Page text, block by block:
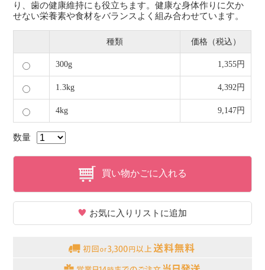
り、歯の健康維持にも役立ちます。健康な身体作りに欠か
せない栄養素や食材をバランスよく組み合わせています。
種類 価格（税込）
300g 1,355円
1.3kg 4,392円
4kg 9,147円
数量
買い物かごに入れる
お気に入りリストに追加